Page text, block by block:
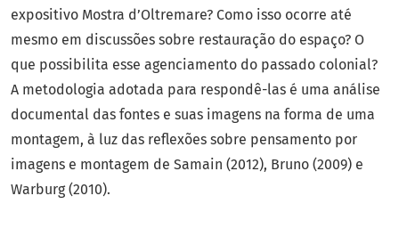
expositivo Mostra d’Oltremare? Como isso ocorre até
mesmo em discussões sobre restauração do espaço? O
que possibilita esse agenciamento do passado colonial?
A metodologia adotada para respondê-las é uma análise
documental das fontes e suas imagens na forma de uma
montagem, à luz das reflexões sobre pensamento por
imagens e montagem de Samain (2012), Bruno (2009) e
Warburg (2010).